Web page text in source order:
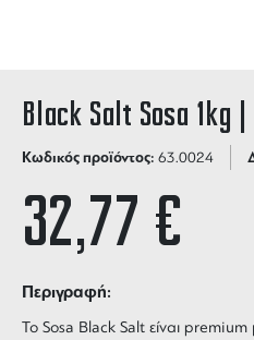
Black Salt Sosa 1kg
Κωδικός προϊόντος: 63.0024
32,77 €
Περιγραφή:
Το Sosa Black Salt είναι premium